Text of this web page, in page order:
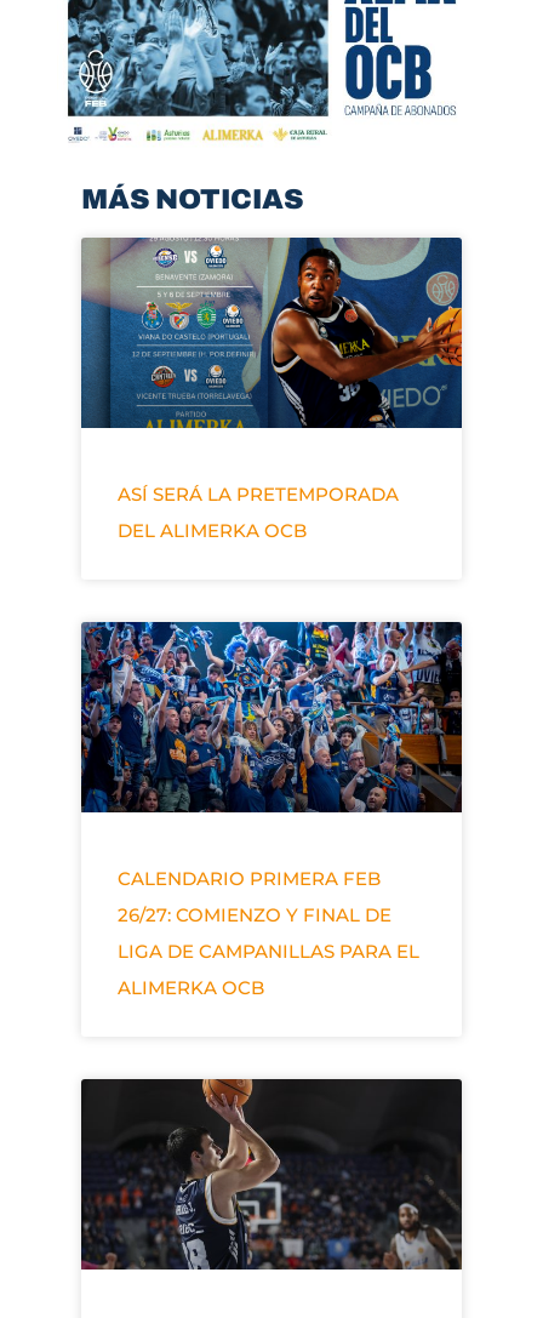
MÁS NOTICIAS
ASÍ SERÁ LA PRETEMPORADA
DEL ALIMERKA OCB
CALENDARIO PRIMERA FEB
26/27: COMIENZO Y FINAL DE
LIGA DE CAMPANILLAS PARA EL
ALIMERKA OCB